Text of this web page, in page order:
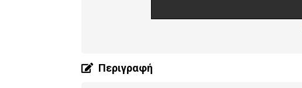
Περιγραφή